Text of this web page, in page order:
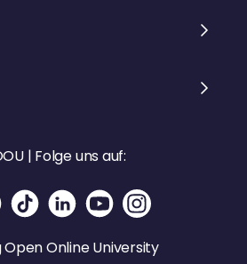
| Folge uns auf:
Online University